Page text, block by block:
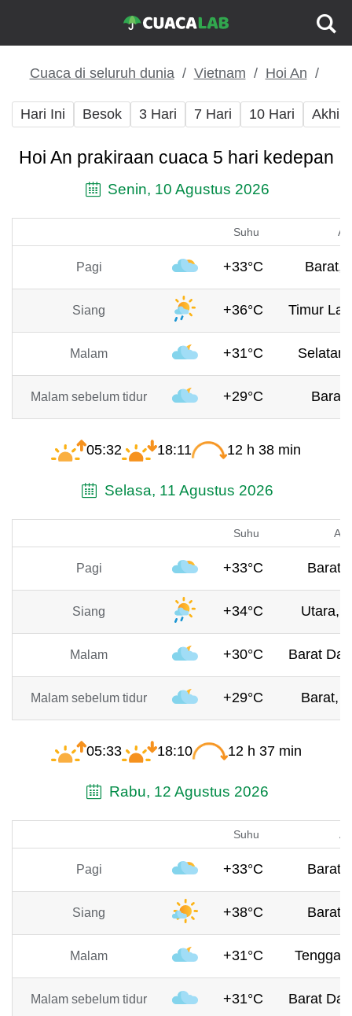
Cuaca di seluruh dunia Vietnam Hoi An
Hari Ini Besok 3 Hari 7 Hari 10 Hari Akhir
Hoi An prakiraan cuaca 5 hari kedepan
Senin, 10 Agustus 2026
Suhu
Pagi +33°C Barat,
Siang +36°C Timur
Malam +31°C
Malam sebelum tidur +29°C
05:32 18:11 12 h 38 min
Selasa, 11 Agustus 2026
Suhu
Pagi +33°C Barat,
Siang +34°C Utara,
Malam +30°C Barat
Malam sebelum tidur +29°C Barat,
05:33 18:10 12 h 37 min
Rabu, 12 Agustus 2026
Suhu
Pagi +33°C Barat,
Siang +38°C Barat,
Malam +31°C
Malam sebelum tidur +31°C Barat